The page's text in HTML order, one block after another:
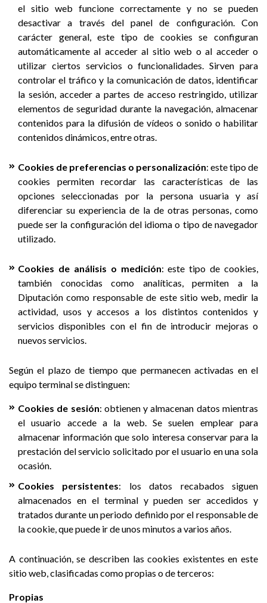
el sitio web funcione correctamente y no se pueden
desactivar a través del panel de configuración. Con
carácter general, este tipo de cookies se configuran
automáticamente al acceder al sitio web o al acceder o
utilizar ciertos servicios o funcionalidades. Sirven para
controlar el tráfico y la comunicación de datos, identificar
la sesión, acceder a partes de acceso restringido, utilizar
elementos de seguridad durante la navegación, almacenar
contenidos para la difusión de vídeos o sonido o habilitar
contenidos dinámicos, entre otras.
Cookies de preferencias o personalización: este tipo de
cookies permiten recordar las características de las
opciones seleccionadas por la persona usuaria y así
diferenciar su experiencia de la de otras personas, como
puede ser la configuración del idioma o tipo de navegador
utilizado.
Cookies de análisis o medición: este tipo de cookies,
también conocidas como analíticas, permiten a la
Diputación como responsable de este sitio web, medir la
actividad, usos y accesos a los distintos contenidos y
servicios disponibles con el fin de introducir mejoras o
nuevos servicios.
Según el plazo de tiempo que permanecen activadas en el
equipo terminal se distinguen:
Cookies de sesión: obtienen y almacenan datos mientras
el usuario accede a la web. Se suelen emplear para
almacenar información que solo interesa conservar para la
prestación del servicio solicitado por el usuario en una sola
ocasión.
Cookies persistentes: los datos recabados siguen
almacenados en el terminal y pueden ser accedidos y
tratados durante un periodo definido por el responsable de
la cookie, que puede ir de unos minutos a varios años.
A continuación, se describen las cookies existentes en este
sitio web, clasificadas como propias o de terceros:
Propias